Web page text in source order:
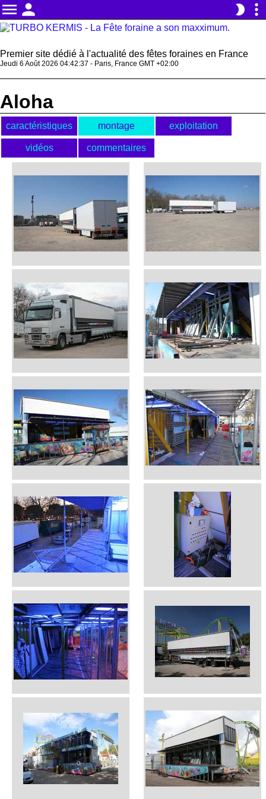
menu person brightness_2 more_vert
Premier site dédié à l'actualité des fêtes foraines en France
Jeudi 6 Août 2026 04:42:37 - Paris, France GMT +02:00
Aloha
caractéristiques montage exploitation
vidéos commentaires